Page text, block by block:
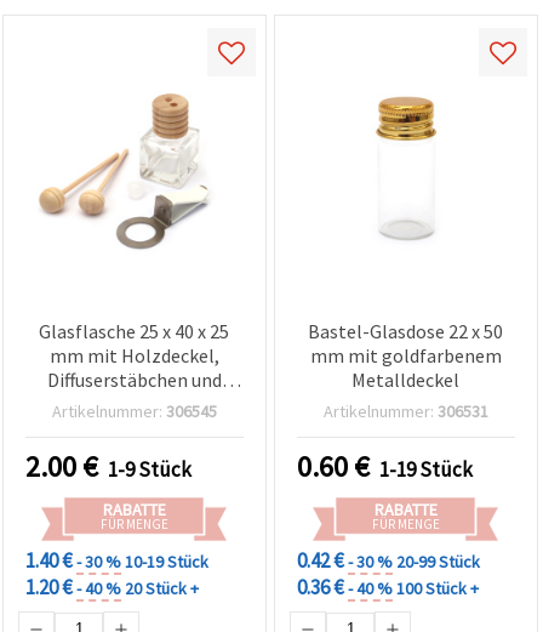
Glasflasche 25 x 40 x 25
mm mit Holzdeckel,
Diffuserstäbchen und
Duftclip für Raumduft,
Artikelnummer: 306545
2.00€ 1-9 Stück
RABATTE
FÜR MENGE
1.40 €- 30 %10-19 Stück
1.20 €- 40 % 20 Stück +
Bastel-Glasdose 22 x 50
mm mit goldfarbenem
Metalldeckel
Artikelnummer: 306531
0.60€ 1-19 Stück
RABATTE
FÜR MENGE
0.42 €- 30 % 20-99 Stück
0.36 €- 40 %100 Stück +